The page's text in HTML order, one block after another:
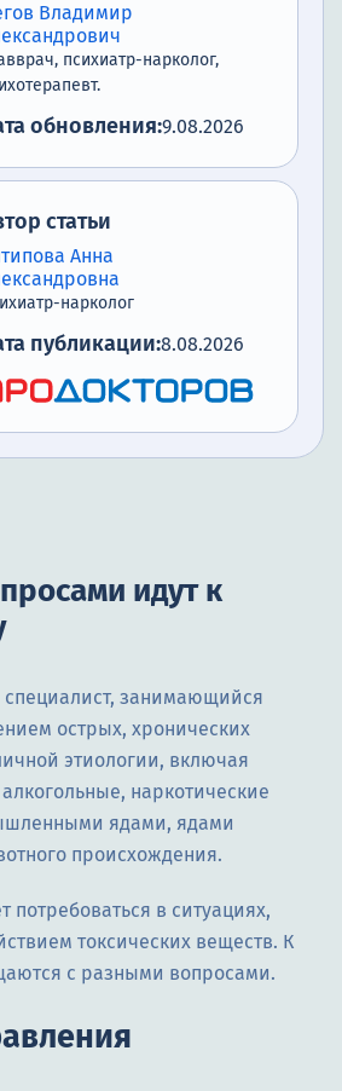
Владимир
психиатр-нарколог,
обновления:9.08.2026
статьи
Анна
нарколог
публикации:8.08.2026
идут к
специалист, занимающийся
острых, хронических
этиологии, включая
наркотические
ядами, ядами
происхождения.
потребоваться в ситуациях,
токсических веществ. К
с разными вопросами.